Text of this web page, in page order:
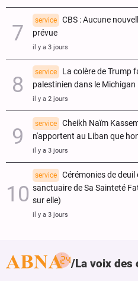
service
CBS : Aucune
prévue
il y a 3 jours
service
La colère de Trump
palestinien dans le Michigan
il y a 2 jours
service
Cheikh Naïm
n'apportent au Liban que
il y a 3 jours
service
Cérémonies de deuil
sanctuaire de Sa Sainteté
sur elle)
il y a 3 jours
La voix des